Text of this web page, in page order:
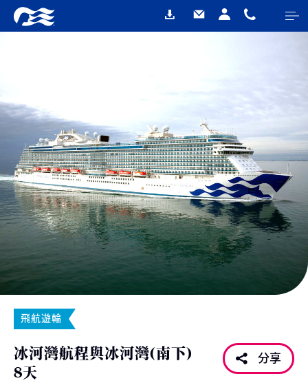
飛航遊輪
冰河灣航程與冰河灣(南下)
8天
分享